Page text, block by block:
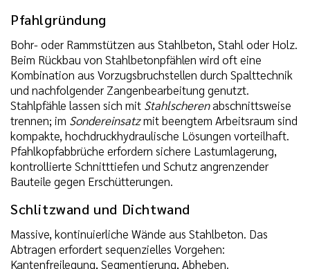
Pfahlgründung
Bohr- oder Rammstützen aus Stahlbeton, Stahl oder Holz.
Beim Rückbau von Stahlbetonpfählen wird oft eine
Kombination aus Vorzugsbruchstellen durch Spalttechnik
und nachfolgender Zangenbearbeitung genutzt.
Stahlpfähle lassen sich mit Stahlscherenabschnittsweise
trennen; im Sondereinsatzmit beengtem Arbeitsraum sind
kompakte, hochdruckhydraulische Lösungen vorteilhaft.
Pfahlkopfabbrüche erfordern sichere Lastumlagerung,
kontrollierte Schnitttiefen und Schutz angrenzender
Bauteile gegen Erschütterungen.
Schlitzwand und Dichtwand
Massive, kontinuierliche Wände aus Stahlbeton. Das
Abtragen erfordert sequenzielles Vorgehen:
Kantenfreilegung, Segmentierung, Abheben.